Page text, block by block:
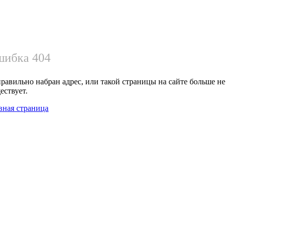
404
набран адрес, или такой страницы на сайте больше не
страница